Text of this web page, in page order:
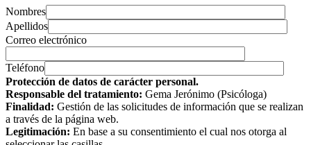
Nombres
Apellidos
Correo electrónico
Teléfono
Protección de datos de carácter personal.
Responsable del tratamiento: Gema Jerónimo (Psicóloga)
Finalidad: Gestión de las solicitudes de información que se realizan
a través de la página web.
Legitimación: En base a su consentimiento el cual nos otorga al